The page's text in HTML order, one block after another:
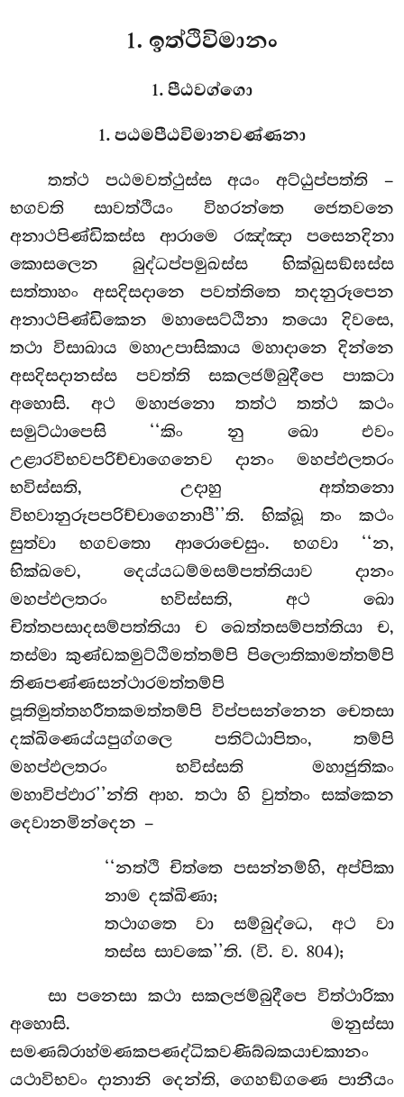
1. ඉත්ථිවිමානං
1. පීඨවග්ගො
1. පඨමපීඨවිමානවණ්ණනා
තත්ථ පඨමවත්ථුස්ස අයං අට්ඨුප්පත්ති –
භගවති සාවත්ථියං විහරන්තෙ ජෙතවනෙ
අනාථපිණ්ඩිකස්ස ආරාමෙ රඤ්ඤා පසෙනදිනා
කොසලෙන බුද්ධප්පමුඛස්ස භික්ඛුසඞ්ඝස්ස
සත්තාහං අසදිසදානෙ පවත්තිතෙ තදනුරූපෙන
අනාථපිණ්ඩිකෙන මහාසෙට්ඨිනා තයො දිවසෙ,
තථා විසාඛාය මහාඋපාසිකාය මහාදානෙ දින්නෙ
අසදිසදානස්ස පවත්ති සකලජම්බුදීපෙ පාකටා
අහොසි. අථ මහාජනො තත්ථ තත්ථ කථං
සමුට්ඨාපෙසි ‘‘කිං නු ඛො එවං
උළාරවිභවපරිච්චාගෙනෙව දානං මහප්ඵලතරං
භවිස්සති, උදාහු අත්තනො
විභවානුරූපපරිච්චාගෙනාපී’’ති. භික්ඛූ තං කථං
සුත්වා භගවතො ආරොචෙසුං. භගවා ‘‘න,
භික්ඛවෙ, දෙය්යධම්මසම්පත්තියාව දානං
මහප්ඵලතරං භවිස්සති, අථ ඛො
චිත්තපසාදසම්පත්තියා ච ඛෙත්තසම්පත්තියා ච,
තස්මා කුණ්ඩකමුට්ඨිමත්තම්පි පිලොතිකාමත්තම්පි
තිණපණ්ණසන්ථාරමත්තම්පි
පූතිමුත්තහරීතකමත්තම්පි විප්පසන්නෙන චෙතසා
දක්ඛිණෙය්යපුග්ගලෙ පතිට්ඨාපිතං, තම්පි
මහප්ඵලතරං භවිස්සති මහාජුතිකං
මහාවිප්ඵාර’’න්ති ආහ. තථා හි වුත්තං සක්කෙන
දෙවානමින්දෙන –
‘‘නත්ථි චිත්තෙ පසන්නම්හි, අප්පිකා
නාම දක්ඛිණා;
තථාගතෙ වා සම්බුද්ධෙ, අථ වා
තස්ස සාවකෙ’’ති. (වි. ව. 804);
සා පනෙසා කථා සකලජම්බුදීපෙ විත්ථාරිකා
අහොසි. මනුස්සා
සමණබ්රාහ්මණකපණද්ධිකවණිබ්බකයාචකානං
යථාවිභවංදානානි දෙන්ති, ගෙහඞ්ගණෙ පානීයං